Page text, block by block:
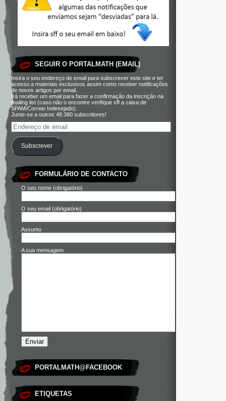
SEGUIR O PORTALMATH (EMAIL)
Insira o seu endereço de email para subscrever este site e ter
acesso a materiais exclusivos assim como receber notificações
de novos artigos por email.
Irá receber um email para fazer a confirmação da inscrição na
mailing list (caso não o encontre verifique sff a caixa de
SPAM/Correio Indesejado).
Junte-se a outros 48.380 subscritores!
Subscrever
FORMULÁRIO DE CONTACTO
O seu nome (obrigatório)
O seu email (obrigatório)
Assunto
A sua mensagem
PORTALMATH@FACEBOOK
ETIQUETAS